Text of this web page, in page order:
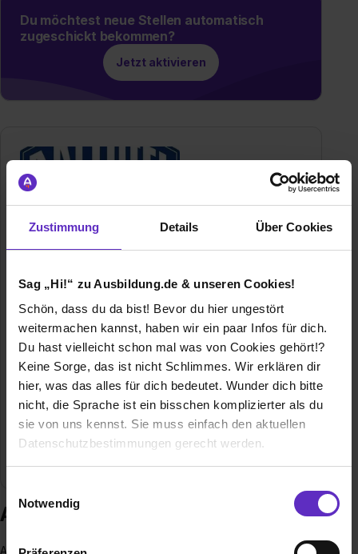
Zustimmung Details Über Cookies
Sag „Hi!“ zu Ausbildung.de & unseren Cookies!
Schön, dass du da bist! Bevor du hier ungestört
weitermachen kannst, haben wir ein paar Infos für dich.
Du hast vielleicht schon mal was von Cookies gehört!?
Keine Sorge, das ist nicht Schlimmes. Wir erklären dir
hier, was das alles für dich bedeutet. Wunder dich bitte
nicht, die Sprache ist ein bisschen komplizierter als du
sie von uns kennst. Sie muss einfach den aktuellen
Datenschutzbestimmungen gerecht werden.
Notwendig
Du möchtest neue Stellen automatisch
zugeschickt bekommen?
Jetzt aktivieren
Industriestr. 11a
67063 Ludwigshafen am Rhein
0621 69004-38
Gründungsjahr 1883
Mitarbeiter 55
Ausbildung bei BHG Brechtel GmbH
Als Spezialist im Brunnen- und Spezialtiefbau weist die BHG